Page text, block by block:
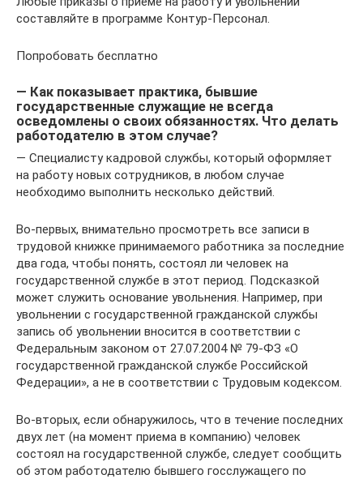
составляйте в программе Контур-Персонал.
Попробовать бесплатно
— Как показывает практика, бывшие
государственные служащие не всегда
осведомлены о своих обязанностях. Что делать
работодателю в этом случае?
— Специалисту кадровой службы, который оформляет
на работу новых сотрудников, в любом случае
необходимо выполнить несколько действий.
Во-первых, внимательно просмотреть все записи в
трудовой книжке принимаемого работника за последние
два года, чтобы понять, состоял ли человек на
государственной службе в этот период. Подсказкой
может служить основание увольнения. Например, при
увольнении с государственной гражданской службы
запись об увольнении вносится в соответствии с
Федеральным законом от 27.07.2004 № 79-ФЗ «О
государственной гражданской службе Российской
Федерации», а не в соответствии с Трудовым кодексом.
Во-вторых, если обнаружилось, что в течение последних
двух лет (на момент приема в компанию) человек
состоял на государственной службе, следует сообщить
об этом работодателю бывшего госслужащего по